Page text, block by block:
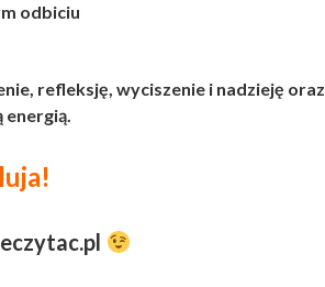
odbiciu
refleksję, wyciszenie i nadzieję oraz
energią.